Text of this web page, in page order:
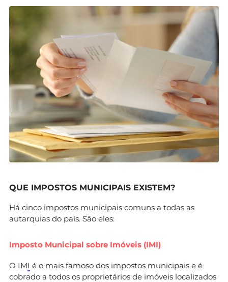
QUE IMPOSTOS MUNICIPAIS EXISTEM?
Há cinco impostos municipais comuns a todas as
autarquias do país. São eles:
Imposto Municipal sobre Imóveis (IMI)
O IMI é o mais famoso dos impostos municipais e é
cobrado a todos os proprietários de imóveis localizados